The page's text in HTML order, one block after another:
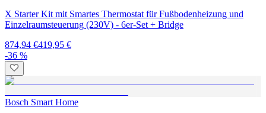
X Starter Kit mit Smartes Thermostat für Fußbodenheizung und
Einzelraumsteuerung (230V) - 6er-Set + Bridge
874,94 €419,95 €
-36 %
Bosch Smart Home